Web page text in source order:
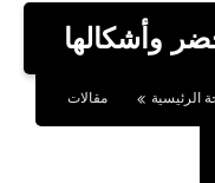
وأشكالها
الرئيسية مقالات